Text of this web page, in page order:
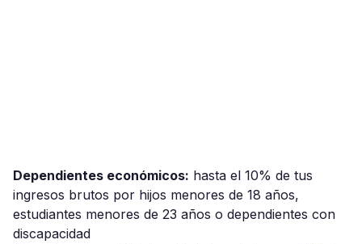
Dependientes económicos: hasta el 10% de tus
ingresos brutos por hijos menores de 18 años,
estudiantes menores de 23 años o dependientes con
discapacidad